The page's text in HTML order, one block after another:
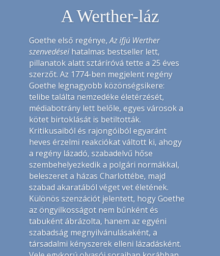
A Werther-láz
Goethe első regénye,Az ifjú Werther
szenvedéseihatalmas bestseller lett,
pillanatok alatt sztáríróvá tette a 25 éves
szerzőt. Az 1774-ben megjelent regény
Goethe legnagyobb közönségsikere:
telibe találta nemzedéke életérzését,
médiabotrány lett belőle, egyes városok a
kötet birtoklását is betiltották.
Kritikusaiból és rajongóiból egyaránt
heves érzelmi reakciókat váltott ki, ahogy
a regény lázadó, szabadelvű hőse
szembehelyezkedik a polgári normákkal,
beleszeret a házas Charlottébe, majd
szabad akaratából véget vet életének.
Különös szenzációt jelentett, hogy Goethe
az öngyilkosságot nem bűnként és
tabuként ábrázolta, hanem az egyéni
szabadság megnyilvánulásaként, a
társadalmi kényszerek elleni lázadásként.